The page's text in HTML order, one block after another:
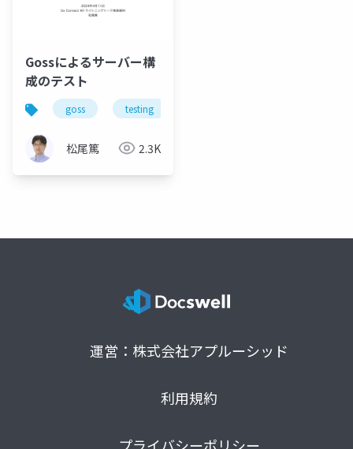
Gossによるサーバー構
成のテスト
goss testing
松尾篤 2.3K
運営：株式会社アプルーシッド
利用規約
プライバシーポリシー